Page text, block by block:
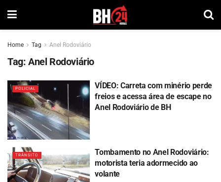
Home Tag Anel Rodoviário
Tag: Anel Rodoviário
POLICIAL
VÍDEO: Carreta com minério perde
freios e acessa área de escape no
Anel Rodoviário de BH
TRÂNSITO
Tombamento no Anel Rodoviário:
motorista teria adormecido ao
volante